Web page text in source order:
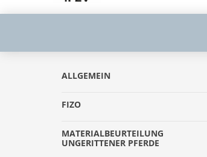
ALLGEMEIN
FIZO
MATERIALBEURTEILUNG
UNGERITTENER PFERDE